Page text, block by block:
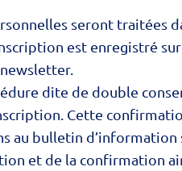
seront
est enregistré
dite de double
Cette
au bulletin
et de la confirmation